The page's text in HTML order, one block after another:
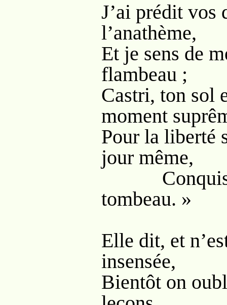
J’ai prédit vos
l’anathème,
Et je sens de
flambeau ;
Castri, ton sol
moment
Pour la liberté
jour même,
Conquis
tombeau. »
Elle dit, et
insensée,
Bientôt on